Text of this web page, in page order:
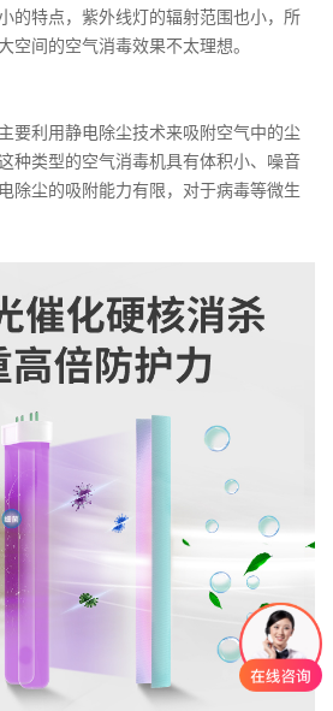
的特点，紫外线灯的辐射范围也小，所
空间的空气消毒效果不太理想。
要利用静电除尘技术来吸附空气中的尘
种类型的空气消毒机具有体积小、噪音
除尘的吸附能力有限，对于病毒等微生